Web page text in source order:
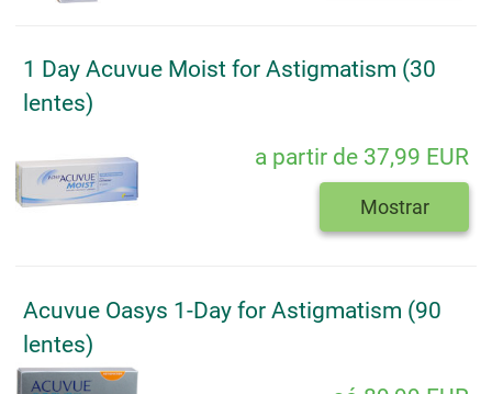
1 Day Acuvue Moist for Astigmatism (30
lentes)
a partir de 37,99 EUR
Mostrar
Acuvue Oasys 1-Day for Astigmatism (90
lentes)